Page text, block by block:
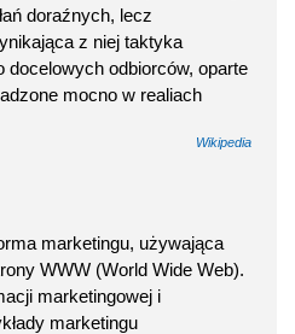
doraźnych, lecz
z niej taktyka
docelowych odbiorców, oparte
mocno w realiach
Wikipedia
marketingu, używająca
WWW (World Wide Web).
marketingowej i
marketingu